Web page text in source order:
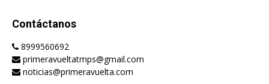
Contáctanos
8999560692
primeravueltatmps@gmail.com
noticias@primeravuelta.com